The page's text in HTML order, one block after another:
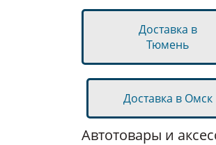
Доставка в
Тюмень
Доставка в Омск
Автотовары и